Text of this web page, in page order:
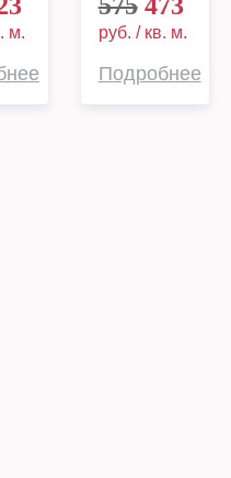
м. руб. / кв. м.
Подробнее